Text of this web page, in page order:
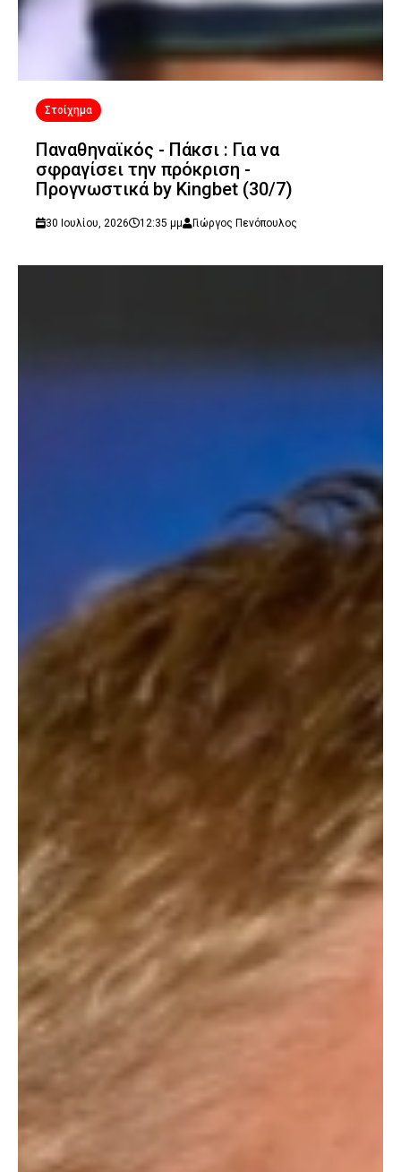
Στοίχημα
Παναθηναϊκός - Πάκσι : Για να
σφραγίσει την πρόκριση -
Προγνωστικά by Kingbet (30/7)
30 Ιουλίου, 2026 12:35 μμ Γιώργος Πενόπουλος